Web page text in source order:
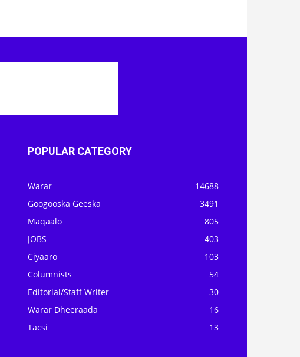
POPULAR CATEGORY
Warar
14688
Googooska Geeska
3491
Maqaalo
805
JOBS
403
Ciyaaro
103
Columnists
54
Editorial/Staff Writer
30
Warar Dheeraada
16
Tacsi
13